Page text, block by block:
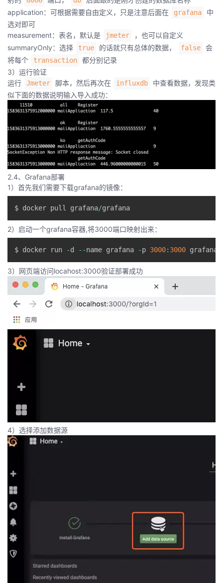
application：可根据需要自由定义，只是注意后面在
grafana
中
选对即可
measurement：表名，默认是
jmeter
，也可以自定义
summaryOnly：选择
true 的话就只有总体的数据， false
会
将每个
transaction
都分别记录
3）运行验证
运行
Jmeter 脚本，然后再次在 influxdb
中查看数据，发现类
似下面的数据说明输入导入成功：
2.4、Grafana部署
1）首先我们需要下载grafana的镜像：
$ docker pull grafana/
2）启动一个grafana容器,将3000端口映射出来：
$ docker run -d --name grafana -p 3000: 3000 grafana
3）网页端访问locahost:3000验证部署成功
4）选择添加数据源